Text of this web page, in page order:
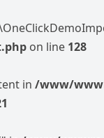
on line 128
in /www/